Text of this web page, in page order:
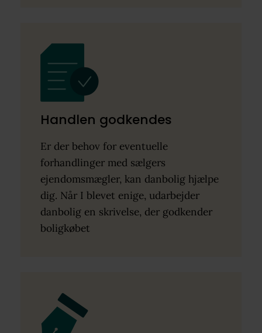
Handlen godkendes
Er der behov for eventuelle
forhandlinger med sælgers
ejendomsmægler, kan danbolig hjælpe
dig. Når I blevet enige, udarbejder
danbolig en skrivelse, der godkender
boligkøbet